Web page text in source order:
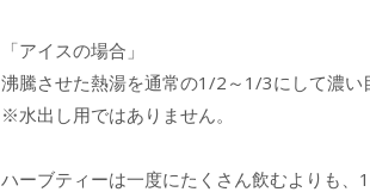
「アイスの場合」
沸騰させた熱湯を通常の1/2～1/3にして濃い
※水出し用ではありません。
ハーブティーは一度にたくさん飲むよりも、